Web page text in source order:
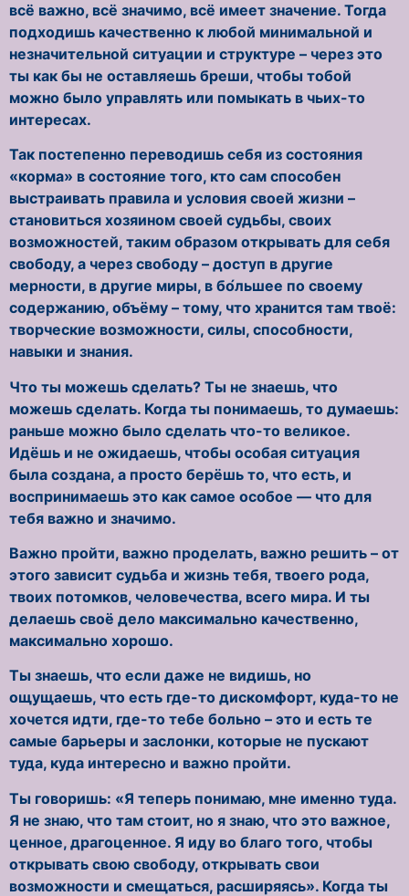
всё важно, всё значимо, всё имеет значение. Тогда
подходишь качественно к любой минимальной и
незначительной ситуации и структуре – через это
ты как бы не оставляешь бреши, чтобы тобой
можно было управлять или помыкать в чьих-то
интересах.
Так постепенно переводишь себя из состояния
«корма» в состояние того, кто сам способен
выстраивать правила и условия своей жизни –
становиться хозяином своей судьбы, своих
возможностей, таким образом открывать для себя
свободу, а через свободу – доступ в другие
мерности, в другие миры, в бо́льшее по своему
содержанию, объёму – тому, что хранится там твоё:
творческие возможности, силы, способности,
навыки и знания.
Что ты можешь сделать? Ты не знаешь, что
можешь сделать. Когда ты понимаешь, то думаешь:
раньше можно было сделать что-то великое.
Идёшь и не ожидаешь, чтобы особая ситуация
была создана, а просто берёшь то, что есть, и
воспринимаешь это как самое особое — что для
тебя важно и значимо.
Важно пройти, важно проделать, важно решить – от
этого зависит судьба и жизнь тебя, твоего рода,
твоих потомков, человечества, всего мира. И ты
делаешь своё дело максимально качественно,
максимально хорошо.
Ты знаешь, что если даже не видишь, но
ощущаешь, что есть где-то дискомфорт, куда-то не
хочется идти, где-то тебе больно – это и есть те
самые барьеры и заслонки, которые не пускают
туда, куда интересно и важно пройти.
Ты говоришь: «Я теперь понимаю, мне именно туда.
Я не знаю, что там стоит, но я знаю, что это важное,
ценное, драгоценное. Я иду во благо того, чтобы
открывать свою свободу, открывать свои
возможности и смещаться, расширяясь». Когда ты